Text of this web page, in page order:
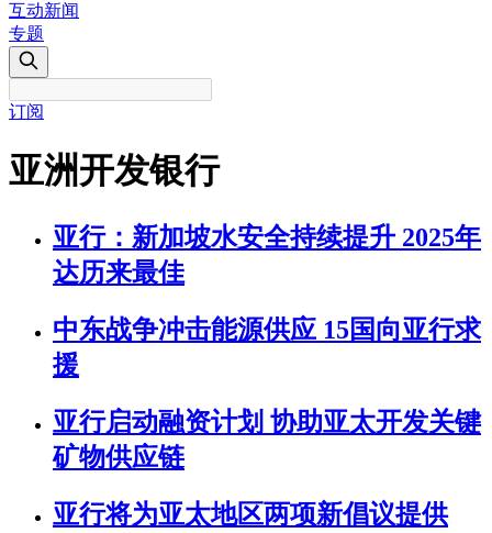
互动新闻
专题
订阅
亚洲开发银行
亚行：新加坡水安全持续提升 2025年
达历来最佳
中东战争冲击能源供应 15国向亚行求
援
亚行启动融资计划 协助亚太开发关键
矿物供应链
亚行将为亚太地区两项新倡议提供